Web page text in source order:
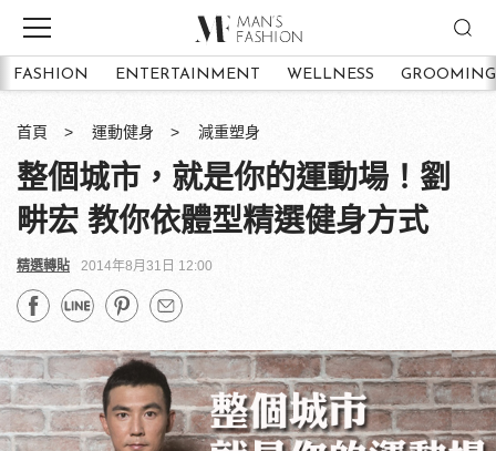
FASHION ENTERTAINMENT WELLNESS GROOMING
首頁 運動健身 減重塑身
整個城市，就是你的運動場！劉
畊宏 教你依體型精選健身方式
精選轉貼 2014年8月31日 12:00